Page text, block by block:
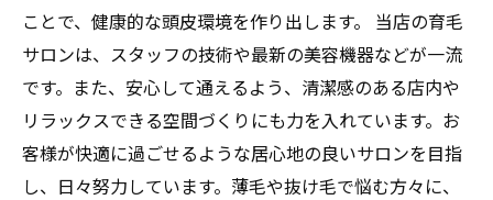
ことで、健康的な頭皮環境を作り出します。 当店の育毛
サロンは、スタッフの技術や最新の美容機器などが一流
です。また、安心して通えるよう、清潔感のある店内や
リラックスできる空間づくりにも力を入れています。お
客様が快適に過ごせるような居心地の良いサロンを目指
し、日々努力しています。薄毛や抜け毛で悩む方々に、